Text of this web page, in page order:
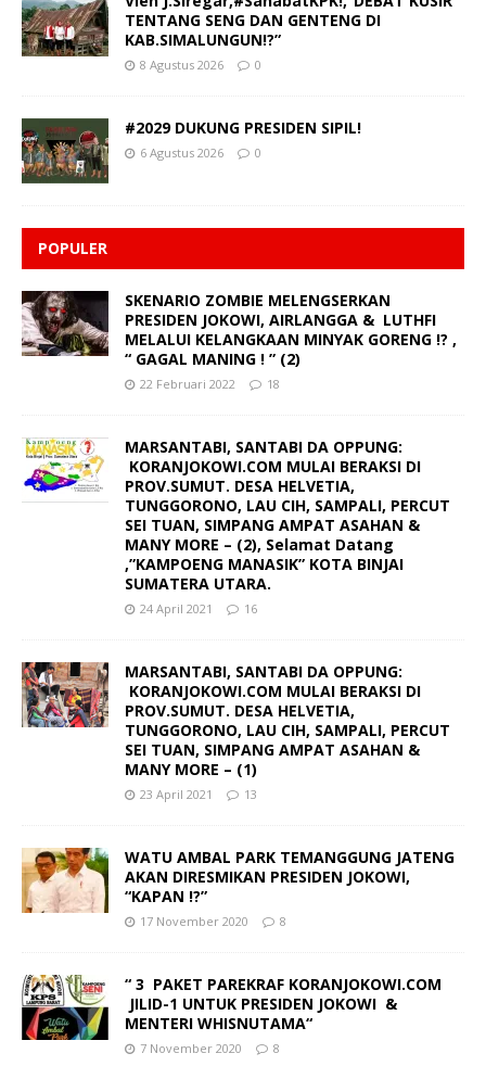
TENTANG SENG DAN GENTENG DI
KAB.SIMALUNGUN!?”
8 Agustus 2026 0
#2029 DUKUNG PRESIDEN SIPIL!
6 Agustus 2026 0
POPULER
SKENARIO ZOMBIE MELENGSERKAN
PRESIDEN JOKOWI, AIRLANGGA & LUTHFI
MELALUI KELANGKAAN MINYAK GORENG !? ,
“ GAGAL MANING ! ” (2)
22 Februari 2022 18
MARSANTABI, SANTABI DA OPPUNG:
KORANJOKOWI.COM MULAI BERAKSI DI
PROV.SUMUT. DESA HELVETIA,
TUNGGORONO, LAU CIH, SAMPALI, PERCUT
SEI TUAN, SIMPANG AMPAT ASAHAN &
MANY MORE – (2), Selamat Datang
,”KAMPOENG MANASIK” KOTA BINJAI
SUMATERA UTARA.
24 April 2021 16
MARSANTABI, SANTABI DA OPPUNG:
KORANJOKOWI.COM MULAI BERAKSI DI
PROV.SUMUT. DESA HELVETIA,
TUNGGORONO, LAU CIH, SAMPALI, PERCUT
SEI TUAN, SIMPANG AMPAT ASAHAN &
MANY MORE – (1)
23 April 2021 13
WATU AMBAL PARK TEMANGGUNG JATENG
AKAN DIRESMIKAN PRESIDEN JOKOWI,
“KAPAN !?”
17 November 2020 8
“ 3 PAKET PAREKRAF KORANJOKOWI.COM
JILID-1 UNTUK PRESIDEN JOKOWI &
MENTERI WHISNUTAMA“
7 November 2020 8